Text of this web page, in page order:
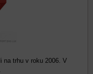
na trhu v roku 2006. V